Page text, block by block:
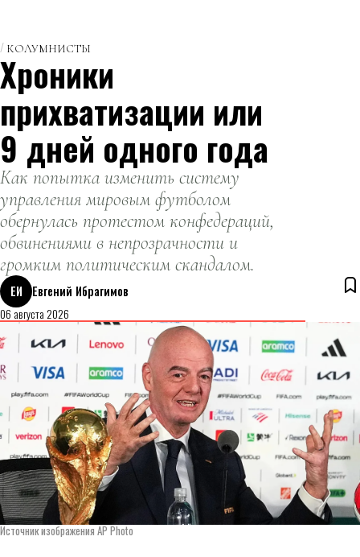
КОЛУМНИСТЫ
Хроники
прихватизации или
9 дней одного года
Как попытка изменить систему
управления мировым футболом
обернулась протестом конфедераций,
обвинениями в непрозрачности и
громким политическим скандалом.
ЕИ
Евгений Ибрагимов
06 августа 2026
Источник изображения AP Photo